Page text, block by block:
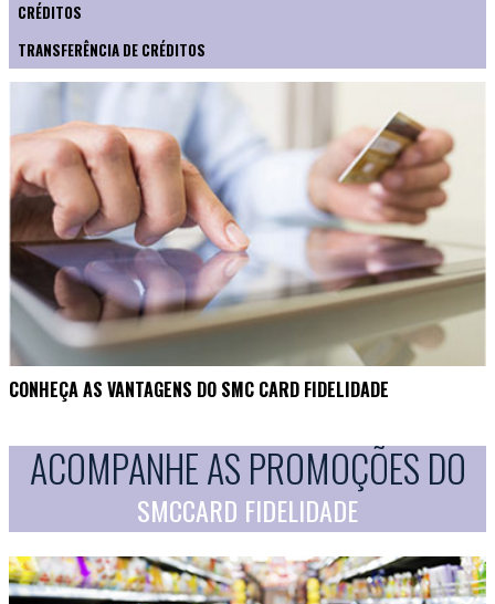
CRÉDITOS
TRANSFERÊNCIA DE CRÉDITOS
CONHEÇA AS VANTAGENS DO SMC CARD FIDELIDADE
ACOMPANHE AS PROMOÇÕES DO
SMCCARD FIDELIDADE